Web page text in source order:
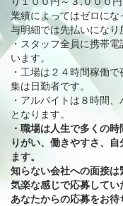
業績によってはゼロに
与明細では先払いになり
・スタッフ全員に携帯
います。
・工場は２４時間稼働
集は日勤者です。
・アルバイトは８時間
となります。
・職場は人生で多くの
りがい、働きやすさ、
ます。
知らない会社への面接
気楽な感じで応募してい
あなたからの応募をお待